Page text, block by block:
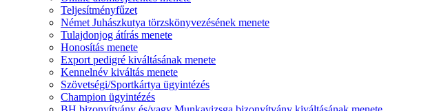
Teljesítményfűzet
Német Juhászkutya törzskönyvezésének menete
Tulajdonjog átírás menete
Honosítás menete
Export pedigré kiváltásának menete
Kennelnév kiváltás menete
Szövetségi/Sportkártya ügyintézés
Champion ügyintézés